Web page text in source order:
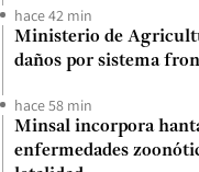
hace 42 min
Ministerio de
daños por sistema
hace 58 min
Minsal incorpora
enfermedades